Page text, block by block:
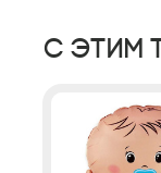
С этим